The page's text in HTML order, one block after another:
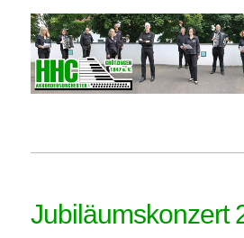
content
Grötzingen e. V.
Jubiläumskonzert